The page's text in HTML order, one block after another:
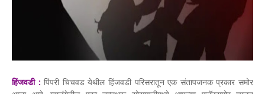
हिंजवडी :पिंपरी चिचवड येथील हिंजवडी परिसरातून एक संतापजनक प्रकार समोर